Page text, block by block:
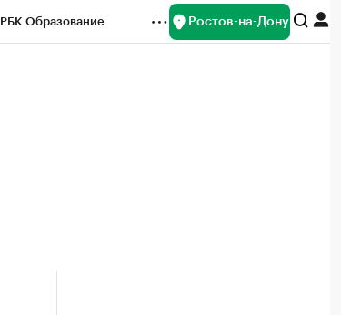
РБК Образование Ростов-на-Дону